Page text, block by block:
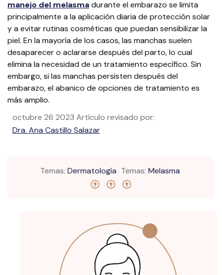
manejo del melasmadurante el embarazo se limita
principalmente a la aplicación diaria de protección solar
y a evitar rutinas cosméticas que puedan sensibilizar la
piel​. En la mayoría de los casos, las manchas suelen
desaparecer o aclararse después del parto, lo cual
elimina la necesidad de un tratamiento específico. Sin
embargo, si las manchas persisten después del
embarazo, el abanico de opciones de tratamiento es
más amplio​.
octubre 26 2023 Artículo revisado por:
Dra. Ana Castillo Salazar
Temas: Dermatología Temas: Melasma